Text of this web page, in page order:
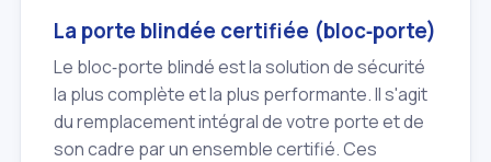
La porte blindée certifiée (bloc‑porte)
Le bloc‑porte blindé est la solution de sécurité
la plus complète et la plus performante. Il s'agit
du remplacement intégral de votre porte et de
son cadre par un ensemble certifié. Ces